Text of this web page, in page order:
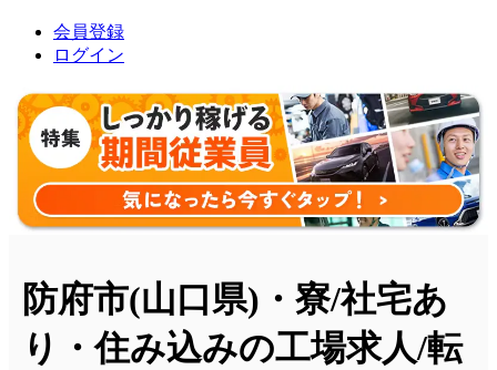
会員登録
ログイン
防府市(山口県)・寮/社宅あ
り・住み込みの工場求人/転